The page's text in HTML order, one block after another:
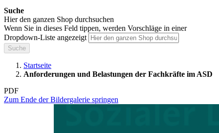
Suche
Hier den ganzen Shop durchsuchen
Wenn Sie in dieses Feld tippen, werden Vorschläge in einer
Dropdown-Liste angezeigt
Suche
Startseite
Anforderungen und Belastungen der Fachkräfte im ASD
PDF
Zum Ende der Bildergalerie springen